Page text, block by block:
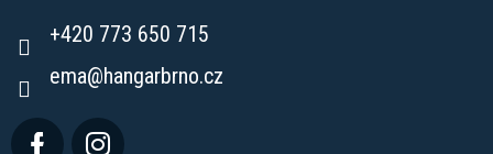
+420 773 650 715
ema@hangarbrno.cz